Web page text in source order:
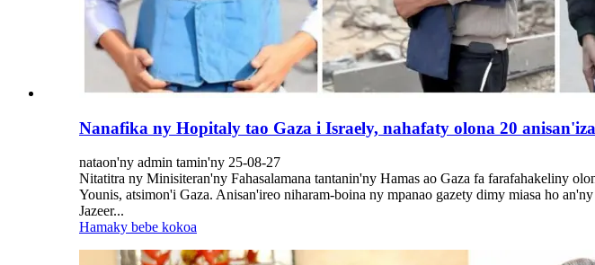
Nanafika ny Hopitaly tao Gaza i Israely, nahafaty olona 20
nataon'ny admin tamin'ny 25-08-27
Nitatitra ny Minisiteran'ny Fahasalamana tantanin'ny Hamas ao Gaza fa farafahakeliny
Younis, atsimon'i Gaza. Anisan'ireo niharam-boina ny mpanao gazety dimy miasa ho
Jazeer...
Hamaky bebe kokoa